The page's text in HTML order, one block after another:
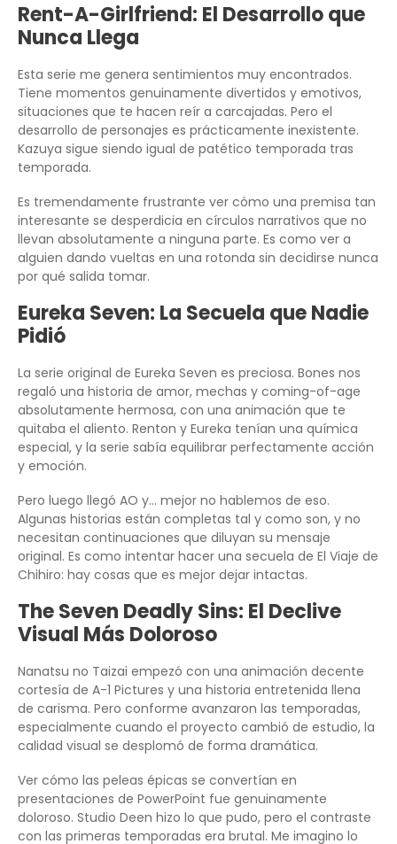
Rent-A-Girlfriend: El Desarrollo que
Nunca Llega
Esta serie me genera sentimientos muy encontrados.
Tiene momentos genuinamente divertidos y emotivos,
situaciones que te hacen reír a carcajadas. Pero el
desarrollo de personajes es prácticamente inexistente.
Kazuya sigue siendo igual de patético temporada tras
temporada.
Es tremendamente frustrante ver cómo una premisa tan
interesante se desperdicia en círculos narrativos que no
llevan absolutamente a ninguna parte. Es como ver a
alguien dando vueltas en una rotonda sin decidirse nunca
por qué salida tomar.
Eureka Seven: La Secuela que Nadie
Pidió
La serie original de Eureka Seven es preciosa. Bones nos
regaló una historia de amor, mechas y coming-of-age
absolutamente hermosa, con una animación que te
quitaba el aliento. Renton y Eureka tenían una química
especial, y la serie sabía equilibrar perfectamente acción
y emoción.
Pero luego llegó AO y… mejor no hablemos de eso.
Algunas historias están completas tal y como son, y no
necesitan continuaciones que diluyan su mensaje
original. Es como intentar hacer una secuela de El Viaje de
Chihiro: hay cosas que es mejor dejar intactas.
The Seven Deadly Sins: El Declive
Visual Más Doloroso
Nanatsu no Taizai empezó con una animación decente
cortesía de A-1 Pictures y una historia entretenida llena
de carisma. Pero conforme avanzaron las temporadas,
especialmente cuando el proyecto cambió de estudio, la
calidad visual se desplomó de forma dramática.
Ver cómo las peleas épicas se convertían en
presentaciones de PowerPoint fue genuinamente
doloroso. Studio Deen hizo lo que pudo, pero el contraste
con las primeras temporadas era brutal. Me imagino lo